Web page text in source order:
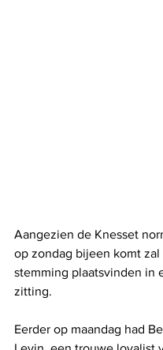
Aangezien de Knesset
op zondag bijeen komt zal
stemming plaatsvinden in
zitting.
Eerder op maandag had